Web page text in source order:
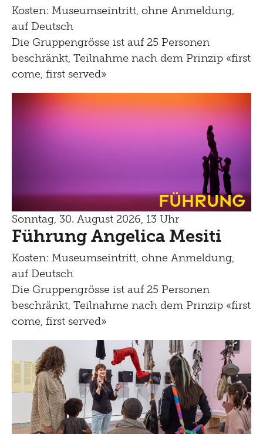
Kosten: Museumseintritt, ohne Anmeldung,
auf Deutsch
Die Gruppengrösse ist auf 25 Personen
beschränkt, Teilnahme nach dem Prinzip «first
come, first served»
Führung
Sonntag, 30. August 2026, 13 Uhr
Führung Angelica Mesiti
Kosten: Museumseintritt, ohne Anmeldung,
auf Deutsch
Die Gruppengrösse ist auf 25 Personen
beschränkt, Teilnahme nach dem Prinzip «first
come, first served»